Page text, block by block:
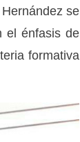
se
el énfasis de
formativa